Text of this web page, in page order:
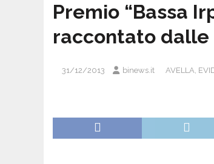
Premio “Bassa
raccontato dalle
31/12/2013 binews.it AVELLA,